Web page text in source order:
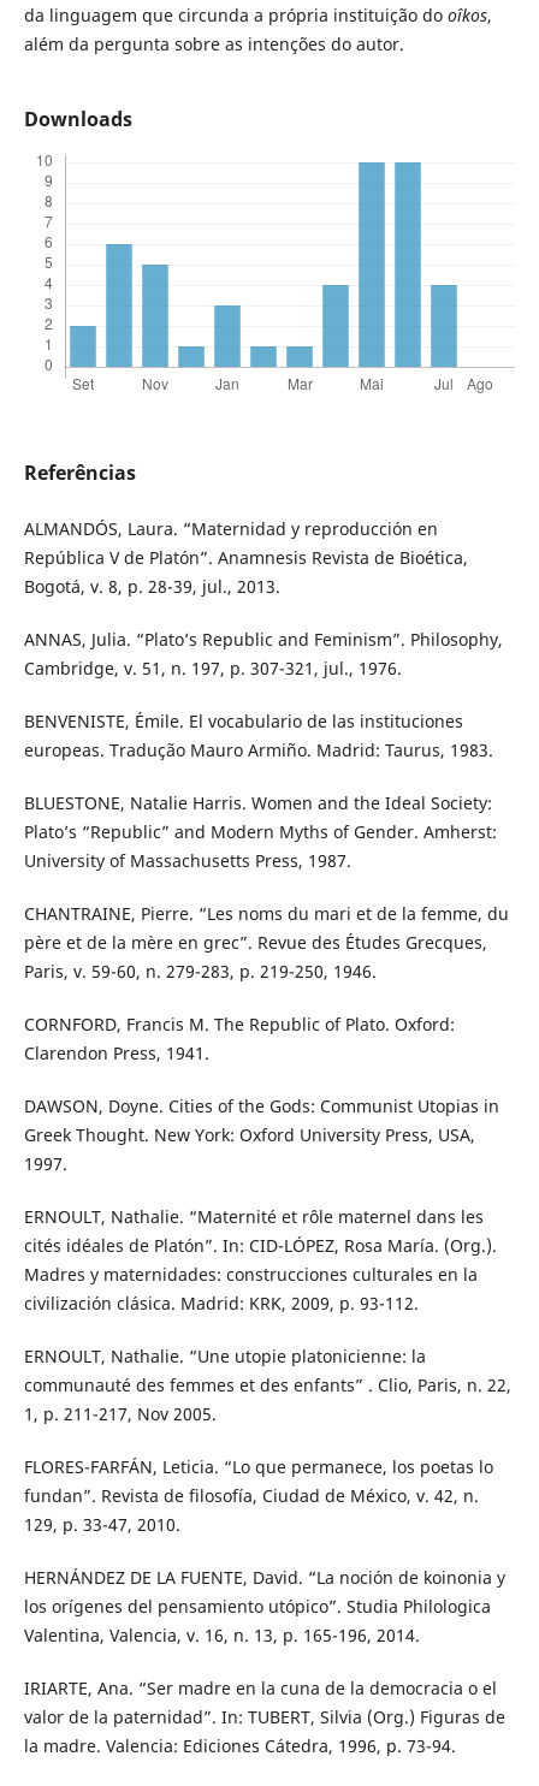
da linguagem que circunda a própria instituição do oîkos,
além da pergunta sobre as intenções do autor.
Downloads
Referências
ALMANDÓS, Laura. “Maternidad y reproducción en
República V de Platón”. Anamnesis Revista de Bioética,
Bogotá, v. 8, p. 28-39, jul., 2013.
ANNAS, Julia. “Plato’s Republic and Feminism”. Philosophy,
Cambridge, v. 51, n. 197, p. 307-321, jul., 1976.
BENVENISTE, Émile. El vocabulario de las instituciones
europeas. Tradução Mauro Armiño. Madrid: Taurus, 1983.
BLUESTONE, Natalie Harris. Women and the Ideal Society:
Plato’s “Republic” and Modern Myths of Gender. Amherst:
University of Massachusetts Press, 1987.
CHANTRAINE, Pierre. “Les noms du mari et de la femme, du
père et de la mère en grec”. Revue des Études Grecques,
Paris, v. 59-60, n. 279-283, p. 219-250, 1946.
CORNFORD, Francis M. The Republic of Plato. Oxford:
Clarendon Press, 1941.
DAWSON, Doyne. Cities of the Gods: Communist Utopias in
Greek Thought. New York: Oxford University Press, USA,
1997.
ERNOULT, Nathalie. “Maternité et rôle maternel dans les
cités idéales de Platón”. In: CID-LÓPEZ, Rosa María. (Org.).
Madres y maternidades: construcciones culturales en la
civilización clásica. Madrid: KRK, 2009, p. 93-112.
ERNOULT, Nathalie. “Une utopie platonicienne: la
communauté des femmes et des enfants” . Clio, Paris, n. 22,
1, p. 211-217, Nov 2005.
FLORES-FARFÁN, Leticia. “Lo que permanece, los poetas lo
fundan”. Revista de filosofía, Ciudad de México, v. 42, n.
129, p. 33-47, 2010.
HERNÁNDEZ DE LA FUENTE, David. “La noción de koinonia y
los orígenes del pensamiento utópico”. Studia Philologica
Valentina, Valencia, v. 16, n. 13, p. 165-196, 2014.
IRIARTE, Ana. “Ser madre en la cuna de la democracia o el
valor de la paternidad”. In: TUBERT, Silvia (Org.) Figuras de
la madre. Valencia: Ediciones Cátedra, 1996, p. 73-94.